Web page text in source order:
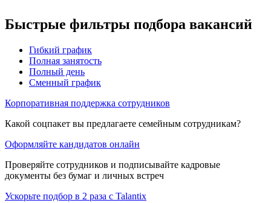
Быстрые фильтры подбора вакансий
Гибкий график
Полная занятость
Полный день
Сменный график
Корпоративная поддержка сотрудников
Какой соцпакет вы предлагаете семейным сотрудникам?
Оформляйте кандидатов онлайн
Проверяйте сотрудников и подписывайте кадровые
документы без бумаг и личных встреч
Ускорьте подбор в 2 раза с Talantix